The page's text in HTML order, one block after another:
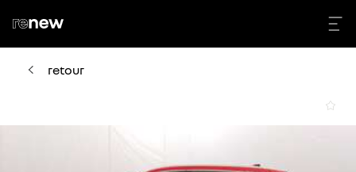
retour